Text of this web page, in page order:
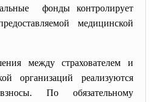
фонды контролирует
медицинской
между страхователем и
организаций реализуются
По обязательному